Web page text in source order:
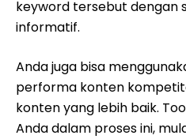
keyword tersebut dengan
informatif.
Anda juga bisa
performa konten
konten yang lebih baik.
Anda dalam proses ini,